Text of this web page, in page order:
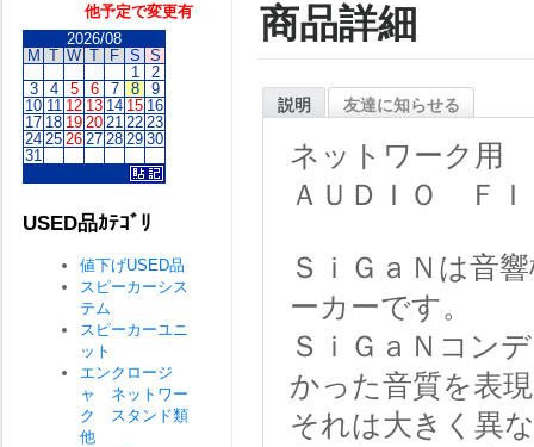
商品詳細
説明 友達に知らせる
ネットワーク用
ＡＵＤＩＯ Ｆ
ＳｉＧａＮは音
ーカーです。
ＳｉＧａＮコン
かった音質を表
それは大きく異
他予定で変更有
2026/08
M T W T F S S
1
2
3
4 5 6 7 8
9
10 11 12 13 14 15 16
17 18 19 20 21 22 23
24 25 26 27 28 29 30
31
USED品ｶﾃｺﾞﾘ
値下げUSED品
スピーカーシス
テム
スピーカーユニ
ット
エンクロージ
ャ ネットワー
ク スタンド類
他